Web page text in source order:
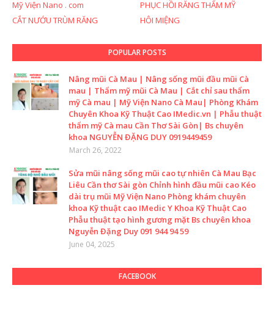
Mỹ Viện Nano . com
PHỤC HỒI RĂNG THẨM MỸ
CẮT NƯỚU TRÙM RĂNG
HÔI MIỆNG
POPULAR POSTS
Nâng mũi Cà Mau | Nâng sống mũi đầu mũi Cà
mau | Thẩm mỹ mũi Cà Mau | Cắt chỉ sau thẩm
mỹ Cà mau | Mỹ Viện Nano Cà Mau| Phòng Khám
Chuyên Khoa Kỹ Thuật Cao IMedic.vn | Phẫu thuật
thẩm mỹ Cà mau Cần Thơ Sài Gòn| Bs chuyên
khoa NGUYỄN ĐẶNG DUY 0919449459
March 26, 2022
Sửa mũi nâng sống mũi cao tự nhiên Cà Mau Bạc
Liêu Cần thơ Sài gòn Chỉnh hình đầu mũi cao Kéo
dài trụ mũi Mỹ Viện Nano Phòng khám chuyên
khoa Kỹ thuật cao IMedic Y Khoa Kỹ Thuật Cao
Phẫu thuật tạo hình gương mặt Bs chuyên khoa
Nguyễn Đặng Duy 091 944 94 59
June 04, 2025
FACEBOOK